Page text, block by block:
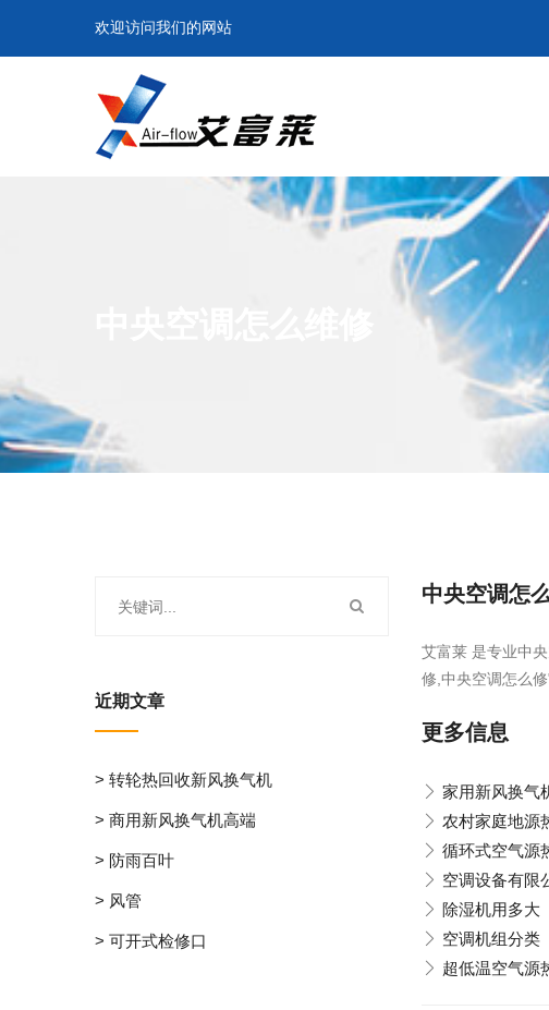
欢迎访问我们的网站
中央空调怎
艾富莱 是专业中
修,中央空调怎么
更多信息
家用新风换气
农村家庭地源
循环式空气源
空调设备有限
除湿机用多大
空调机组分类
超低温空气源
近期文章
> 转轮热回收新风换气机
> 商用新风换气机高端
> 防雨百叶
> 风管
> 可开式检修口